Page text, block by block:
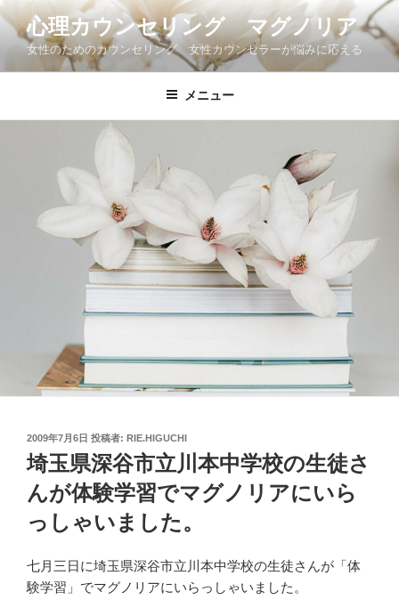
コ
ン
ン
心理カウンセリング マグノリア
女性のためのカウンセリング 女性カウンセラーが悩みに応える
メニュー
投
稿
日:
2009年7月6日 投稿者: RIE.HIGUCHI
埼玉県深谷市立川本中学校の生徒さ
んが体験学習でマグノリアにいら
っしゃいました。
七月三日に埼玉県深谷市立川本中学校の生徒さんが「体
験学習」でマグノリアにいらっしゃいました。